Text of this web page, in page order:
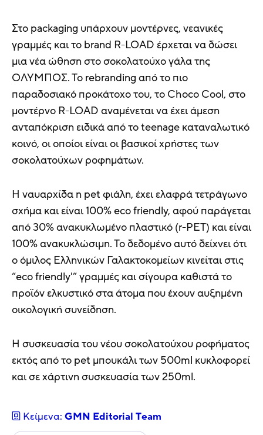
Στο packaging υπάρχουν μοντέρνες, νεανικές
γραμμές και το brand R-LOAD έρχεται να δώσει
μια νέα ώθηση στο σοκολατούχο γάλα της
ΟΛΥΜΠΟΣ. Το rebranding από το πιο
παραδοσιακό προκάτοχο του, το Choco Cool, στο
μοντέρνο R-LOAD αναμένεται να έχει άμεση
ανταπόκριση ειδικά από το teenage καταναλωτικό
κοινό, οι οποίοι είναι οι βασικοί χρήστες των
σοκολατούχων ροφημάτων.
Η ναυαρχίδα η pet φιάλη, έχει ελαφρά τετράγωνο
σχήμα και είναι 100% eco friendly, αφού παράγεται
από 30% ανακυκλωμένο πλαστικό (r-PET) και είναι
100% ανακυκλώσιμη. Το δεδομένο αυτό δείχνει ότι
ο όμιλος Ελληνικών Γαλακτοκομείων κινείται στις
“eco friendly'” γραμμές και σίγουρα καθιστά το
προϊόν ελκυστικό στα άτομα που έχουν αυξημένη
οικολογική συνείδηση.
Η συσκευασία του νέου σοκολατούχου ροφήματος
εκτός από το pet μπουκάλι των 500ml κυκλοφορεί
και σε χάρτινη συσκευασία των 250ml.
Κείμενα: GMN Editorial Τeam